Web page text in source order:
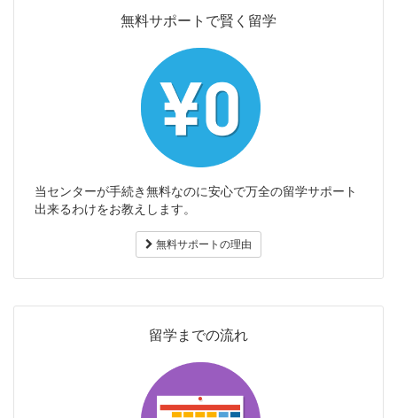
無料サポートで賢く留学
当センターが手続き無料なのに安心で万全の留学サポート
出来るわけをお教えします。
無料サポートの理由
留学までの流れ